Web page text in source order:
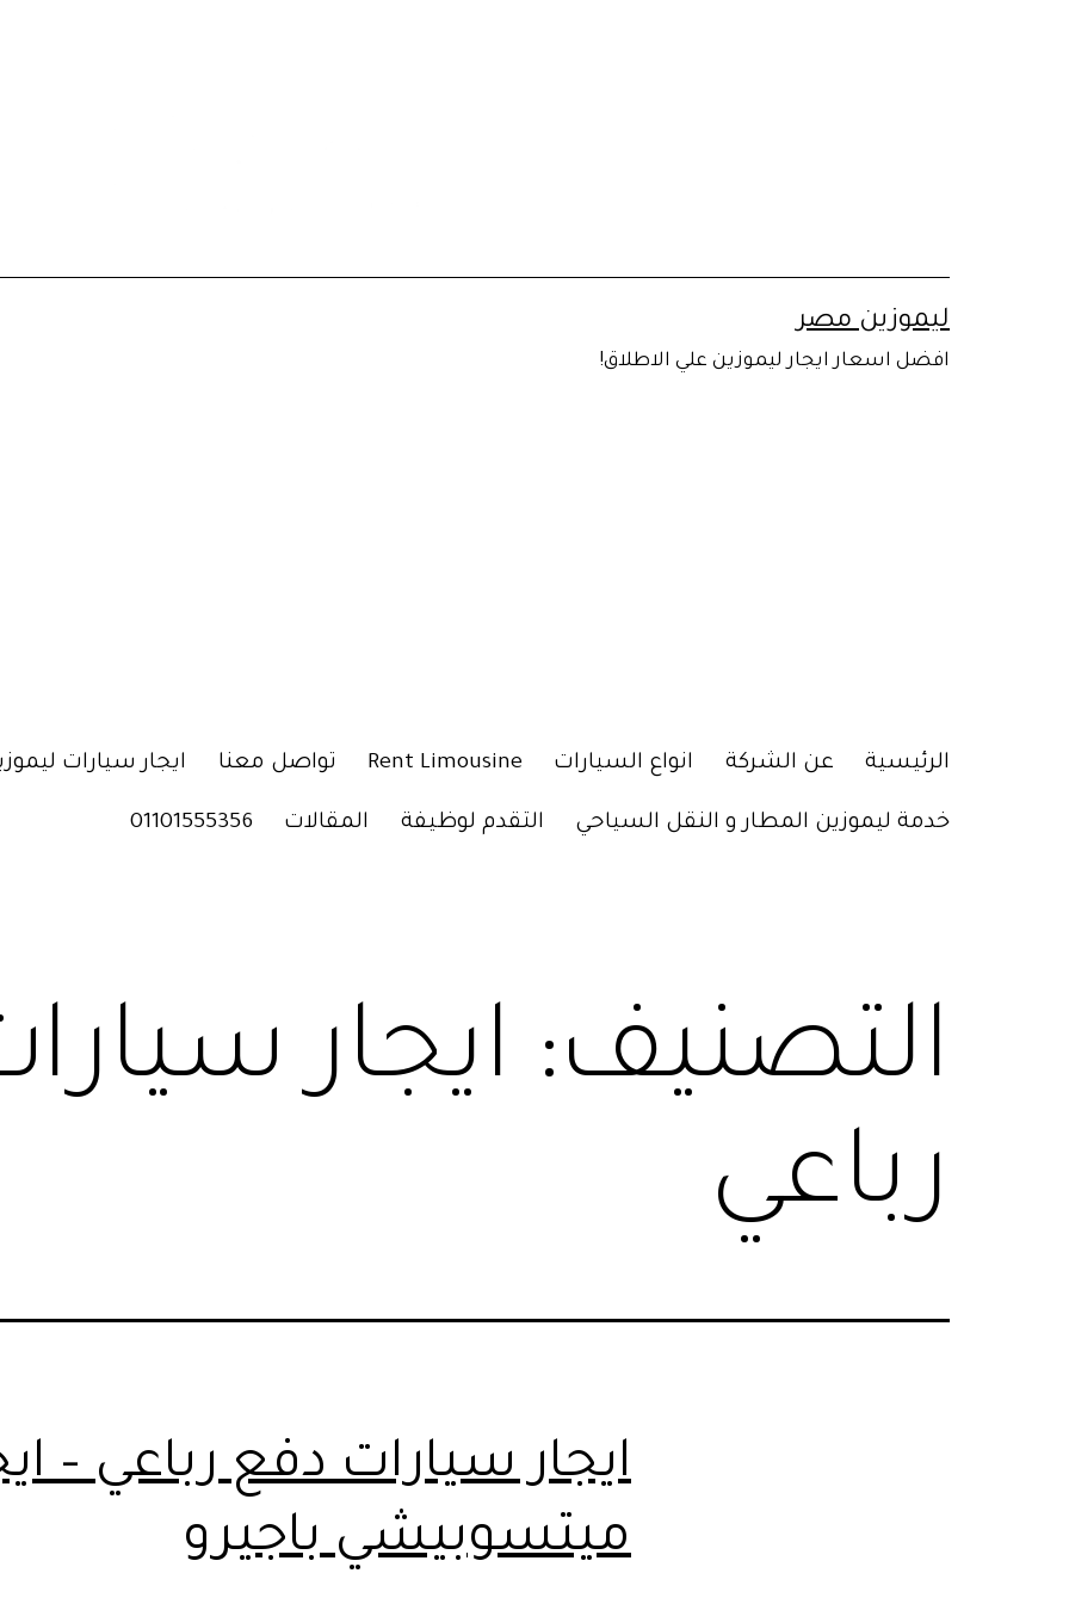
ليموزين مصر
افضل اسعار ايجار ليموزين علي الاطلاق!
الرئيسية عن الشركة انواع السيارات Rent Limousine تواصل معنا ايجار سيارات
خدمة ليموزين المطار و النقل السياحي التقدم لوظيفة المقالات 01101555356
التصنيف: ايجار
رباعي
ايجار سيارات دفع رباعي –
ميتسوبيشي باجيرو